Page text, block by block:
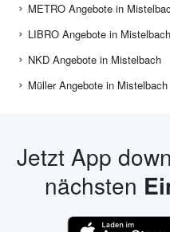
METRO Angebote in
LIBRO Angebote in Mistelbach
NKD Angebote in Mistelbach
Müller Angebote in Mistelbach
Jetzt App
nächsten